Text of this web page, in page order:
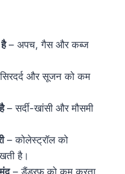
– अपच, गैस और कब्ज
और सूजन को कम
– सर्दी-खांसी और मौसमी
– कोलेस्ट्रॉल को
है।
– डैंड्रफ को कम करता